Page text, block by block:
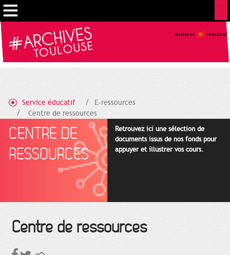
Service éducatif
E-ressources
Centre de ressources
CENTRE DE
RESSOURCES
Retrouvez ici une sélection de
documents issus de nos fonds pour
appuyer et illustrer vos cours.
Centre de ressources
Gestion de vos préférences sur les cookies